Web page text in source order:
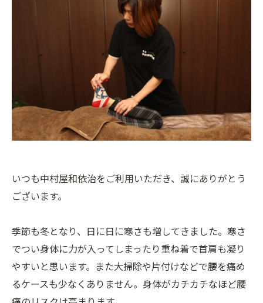
いつも中村屋和依治をご利用いただき、誠にありがとう
ございます。
季節も冬となり、日に日に寒さも増してきました。寒さ
でつい身体に力が入ってしまったり重ね着で首肩も凝り
やすいと思います。また大掃除や片付けなどで腰を痛め
るケースも少なくありません。身体がカチカチなほど腰